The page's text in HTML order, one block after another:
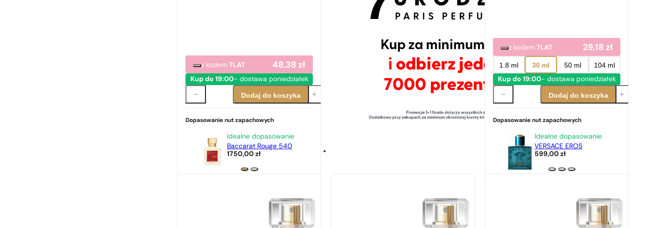
z kodem 7LAT 48,38 zł
Kup do 19:00- dostawa poniedziałek
Dodaj do koszyka
Dopasowanie nut zapachowych
Idealne dopasowanie
Baccarat Rouge 540
1750,00 zł
z kodem 7LAT 29,18 zł
1.8 ml 30 ml 50 ml 104 ml
Kup do 19:00- dostawa poniedziałek
Dodaj do koszyka
Dopasowanie nut zapachowych
Idealne dopasowanie
VERSACE EROS
599,00 zł